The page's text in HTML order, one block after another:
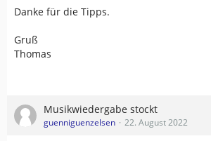
Danke für die Tipps.
Gruß
Thomas
Musikwiedergabe stockt
guenniguenzelsen 22. August 2022